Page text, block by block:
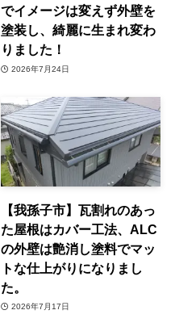
でイメージは変えず外壁を
塗装し、綺麗に生まれ変わ
りました！
2026年7月24日
【我孫子市】瓦割れのあっ
た屋根はカバー工法、ALC
の外壁は艶消し塗料でマッ
トな仕上がりになりまし
た。
2026年7月17日